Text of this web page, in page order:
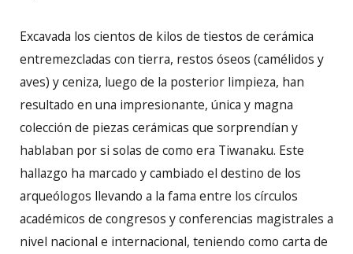
Excavada los cientos de kilos de tiestos de cerámica
entremezcladas con tierra, restos óseos (camélidos y
aves) y ceniza, luego de la posterior limpieza, han
resultado en una impresionante, única y magna
colección de piezas cerámicas que sorprendían y
hablaban por si solas de como era Tiwanaku. Este
hallazgo ha marcado y cambiado el destino de los
arqueólogos llevando a la fama entre los círculos
académicos de congresos y conferencias magistrales a
nivel nacional e internacional, teniendo como carta de